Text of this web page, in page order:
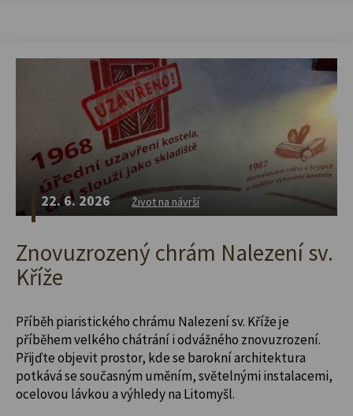
22. 6. 2026 Život na návrší
Znovuzrozený chrám Nalezení sv.
Kříže
Příběh piaristického chrámu Nalezení sv. Kříže je
příběhem velkého chátrání i odvážného znovuzrození.
Přijďte objevit prostor, kde se barokní architektura
potkává se současným uměním, světelnými instalacemi,
ocelovou lávkou a výhledy na Litomyšl.